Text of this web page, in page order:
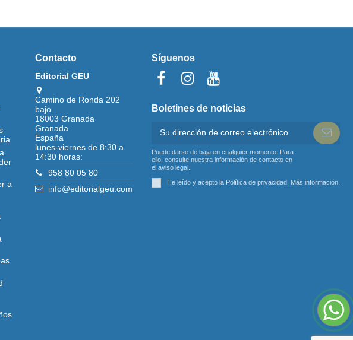
a
Contacto
Editorial GEU
Camino de Ronda 202
bajo
18003 Granada
Granada
España
lunes-viernes de 8:30 a
14:30 horas:
958 80 05 80
info@editorialgeu.com
Síguenos
Boletines de noticias
Puede darse de baja en cualquier momento. Para
ello, consulte nuestra información de contacto en
el aviso legal.
He leído y acepto la Política de privacidad. Más información